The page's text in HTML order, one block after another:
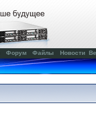
Форум Файлы Новости